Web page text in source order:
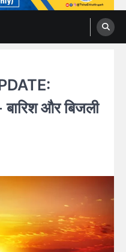
और बिजली